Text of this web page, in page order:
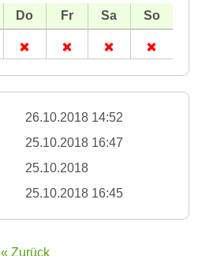
26.10.2018 14:52
25.10.2018 16:47
25.10.2018
25.10.2018 16:45
« Zurück